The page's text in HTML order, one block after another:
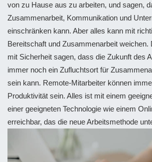
von zu Hause aus zu arbeiten, und sagen,
Zusammenarbeit, Kommunikation und
einschränken kann. Aber alles kann mit
Bereitschaft und Zusammenarbeit weichen.
mit Sicherheit sagen, dass die Zukunft des
immer noch ein Zufluchtsort für
sein kann. Remote-Mitarbeiter können
Produktivität sein. Alles ist mit einem
einer geeigneten Technologie wie einem
erreichbar, das die neue Arbeitsmethode